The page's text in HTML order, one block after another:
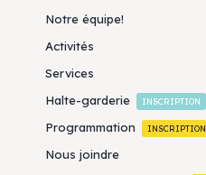
Notre équipe!
Activités
Services
Halte-garderie
INSCRIPTION
Programmation INSCRIPTION
Nous joindre